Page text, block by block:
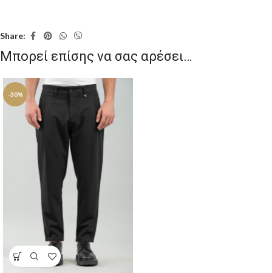
Share:
Μπορεί επίσης να σας αρέσει…
-30%